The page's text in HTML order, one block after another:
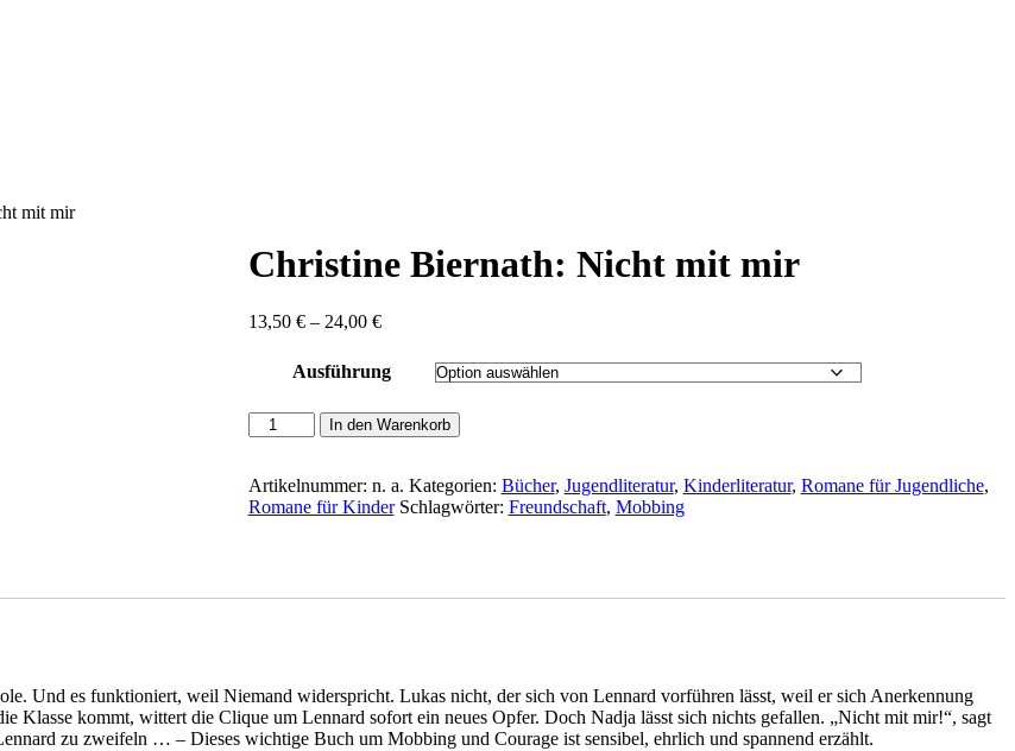
mit mir
Christine Biernath: Nicht mit mir
13,50 € – 24,00 €Preisspanne:
bis
24,00 €
Ausführung
Christine
Biernath:
mit
mir
In den Warenkorb
Artikelnummer: n. a. Kategorien: Bücher, Jugendliteratur, Kinderliteratur, Romane für Jugendliche,
Romane für Kinder Schlagwörter: Freundschaft, Mobbing
Und es funktioniert, weil Niemand widerspricht. Lukas nicht, der sich von Lennard vorführen lässt, weil er sich Anerkennung
Klasse kommt, wittert die Clique um Lennard sofort ein neues Opfer. Doch Nadja lässt sich nichts gefallen. „Nicht mit mir!“, sagt
zu zweifeln … – Dieses wichtige Buch um Mobbing und Courage ist sensibel, ehrlich und spannend erzählt.